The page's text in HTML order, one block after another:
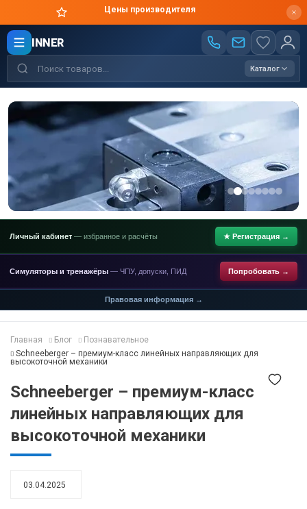
Оригинальная продукция в короткие сроки
INNER
Каталог
Личный кабинет — избранное и расчёты ★ Регистрация →
Симуляторы и тренажёры — ЧПУ, допуски, ПИД Попробовать →
Правовая информация →
Главная Блог
Познавательное
Schneeberger – премиум-класс линейных направляющих для
высокоточной механики
Schneeberger – премиум-класс
линейных направляющих для
высокоточной механики
03.04.2025